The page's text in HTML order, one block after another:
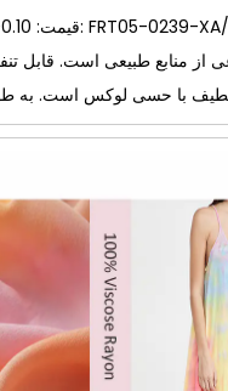
از منابع طبیعی است. قابل